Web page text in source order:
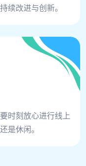
续改进与创新。
时刻放心进行线上
是休闲。